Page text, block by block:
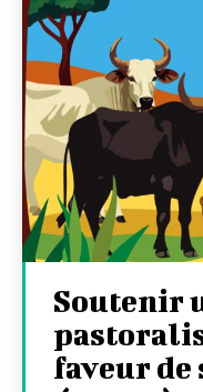
Soutenir
faveur de